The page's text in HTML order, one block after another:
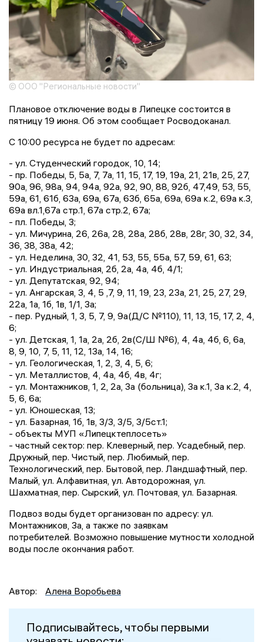
© ООО "Региональные новости"
Плановое отключение воды в Липецке состоится в
пятницу 19 июня. Об этом сообщает Росводоканал.
С 10:00 ресурса не будет по адресам:
- ул. Студенческий городок, 10, 14;
- пр. Победы, 5, 5а, 7, 7а, 11, 15, 17, 19, 19а, 21, 21в, 25, 27,
90а, 96, 98а, 94, 94а, 92а, 92, 90, 88, 92б, 47,49, 53, 55,
59а, 61, 61б, 63а, 69а, 67а, 63б, 65а, 69а, 69а к.2, 69а к.3,
69а вл.1,67а стр.1, 67а стр.2, 67а;
- пл. Победы, 3;
- ул. Мичурина, 26, 26а, 28, 28а, 28б, 28в, 28г, 30, 32, 34,
36, 38, 38а, 42;
- ул. Неделина, 30, 32, 41, 53, 55, 55а, 57, 59, 61, 63;
- ул. Индустриальная, 2б, 2а, 4а, 4б, 4/1;
- ул. Депутатская, 92, 94;
- ул. Ангарская, 3, 4, 5 ,7, 9, 11, 19, 23, 23а, 21, 25, 27, 29,
22а, 1а, 1б, 1в, 1/1, 3а;
- пер. Рудный, 1, 3, 5, 7, 9, 9а(Д/С №110), 11, 13, 15, 17, 2, 4,
6;
- ул. Детская, 1, 1а, 2а, 2б, 2в(С/Ш №6), 4, 4а, 4б, 6, 6а,
8, 9, 10, 7, 5, 11, 12, 13а, 14, 16;
- ул. Геологическая, 1, 2, 3, 4, 5, 6;
- ул. Металлистов, 4, 4а, 4б, 4в, 4г;
- ул. Монтажников, 1, 2, 2а, 3а (больница), 3а к.1, 3а к.2, 4,
5, 6, 6а;
- ул. Юношеская, 13;
- ул. Базарная, 1б, 1в, 3/3, 3/5, 3/5ст.1;
- объекты МУП «Липецктеплосеть»
- частный сектор: пер. Клеверный, пер. Усадебный, пер.
Дружный, пер. Чистый, пер. Любимый, пер.
Технологический, пер. Бытовой, пер. Ландшафтный, пер.
Малый, ул. Алфавитная, ул. Автодорожная, ул.
Шахматная, пер. Сырский, ул. Почтовая, ул. Базарная.
Подвоз воды будет организован по адресу: ул.
Монтажников, 3а, а также по заявкам
потребителей. Возможно повышение мутности холодной
воды после окончания работ.
Автор: Алена Воробьева
Подписывайтесь, чтобы первыми